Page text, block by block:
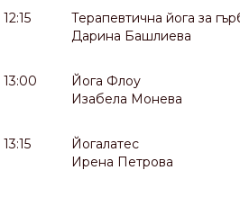
12:15
Терапевтична йога за
Дарина Башлиева
13:00
Йога Флоу
Изабела Монева
13:15
Йогалатес
Ирена Петрова